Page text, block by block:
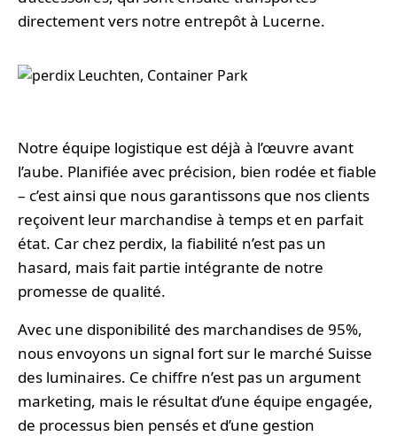
directement vers notre entrepôt à Lucerne.
Notre équipe logistique est déjà à l’œuvre avant
l’aube. Planifiée avec précision, bien rodée et fiable
– c’est ainsi que nous garantissons que nos clients
reçoivent leur marchandise à temps et en parfait
état. Car chez perdix, la fiabilité n’est pas un
hasard, mais fait partie intégrante de notre
promesse de qualité.
Avec une disponibilité des marchandises de 95%,
nous envoyons un signal fort sur le marché Suisse
des luminaires. Ce chiffre n’est pas un argument
marketing, mais le résultat d’une équipe engagée,
de processus bien pensés et d’une gestion